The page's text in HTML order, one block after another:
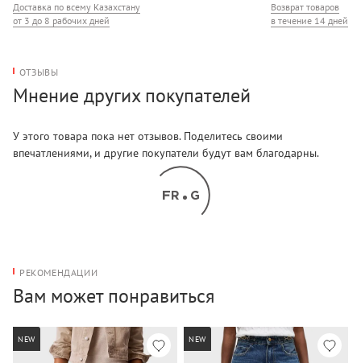
Доставка по всему Казахстану
от 3 до 8 рабочих дней
Возврат товаров
в течение 14 дней
ОТЗЫВЫ
Мнение других покупателей
У этого товара пока нет отзывов. Поделитесь своими
впечатлениями, и другие покупатели будут вам благодарны.
РЕКОМЕНДАЦИИ
Вам может понравиться
NEW NEW